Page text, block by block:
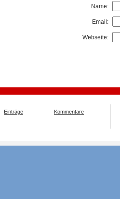
Name:
Email:
Webseite:
Einträge Kommentare